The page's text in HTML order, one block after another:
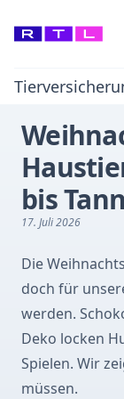
bis
17. Juli 2026
Die
doch für
werden.
Deko locken
Spielen. Wir
müssen.